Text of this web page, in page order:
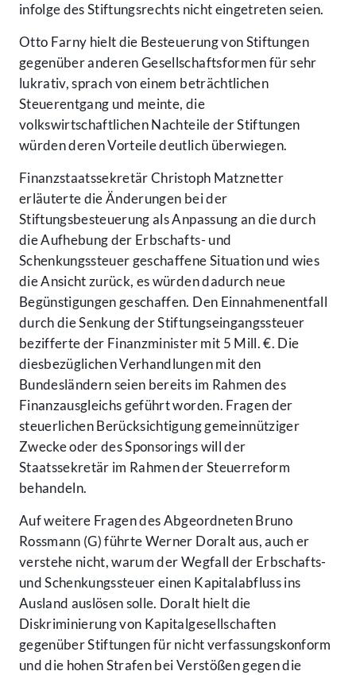
infolge des Stiftungsrechts nicht eingetreten seien.
Otto Farny hielt die Besteuerung von Stiftungen
gegenüber anderen Gesellschaftsformen für sehr
lukrativ, sprach von einem beträchtlichen
Steuerentgang und meinte, die
volkswirtschaftlichen Nachteile der Stiftungen
würden deren Vorteile deutlich überwiegen.
Finanzstaatssekretär Christoph Matznetter
erläuterte die Änderungen bei der
Stiftungsbesteuerung als Anpassung an die durch
die Aufhebung der Erbschafts- und
Schenkungssteuer geschaffene Situation und wies
die Ansicht zurück, es würden dadurch neue
Begünstigungen geschaffen. Den Einnahmenentfall
durch die Senkung der Stiftungseingangssteuer
bezifferte der Finanzminister mit 5 Mill. €. Die
diesbezüglichen Verhandlungen mit den
Bundesländern seien bereits im Rahmen des
Finanzausgleichs geführt worden. Fragen der
steuerlichen Berücksichtigung gemeinnütziger
Zwecke oder des Sponsorings will der
Staatssekretär im Rahmen der Steuerreform
behandeln.
Auf weitere Fragen des Abgeordneten Bruno
Rossmann (G) führte Werner Doralt aus, auch er
verstehe nicht, warum der Wegfall der Erbschafts-
und Schenkungssteuer einen Kapitalabfluss ins
Ausland auslösen solle. Doralt hielt die
Diskriminierung von Kapitalgesellschaften
gegenüber Stiftungen für nicht verfassungskonform
und die hohen Strafen bei Verstößen gegen die